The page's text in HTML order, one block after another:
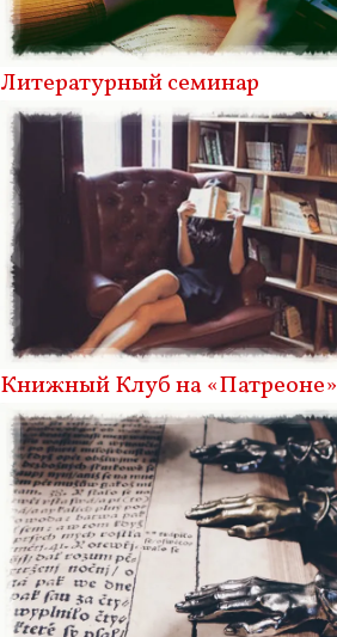
Литературный семинар
Книжный Клуб на «Патреоне»